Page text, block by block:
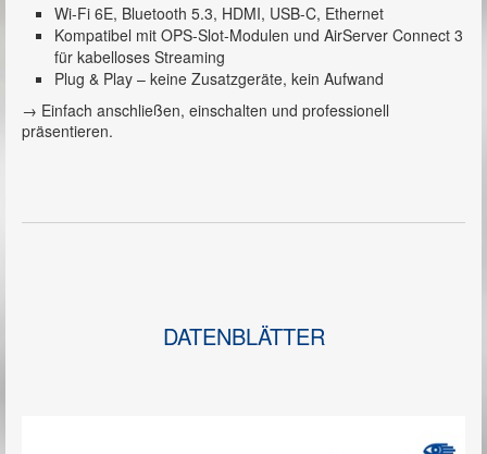
Wi-Fi 6E, Bluetooth 5.3, HDMI, USB-C, Ethernet
Kompatibel mit OPS-Slot-Modulen und AirServer Connect 3
für kabelloses Streaming
Plug & Play – keine Zusatzgeräte, kein Aufwand
→ Einfach anschließen, einschalten und professionell
präsentieren.
DATENBLÄTTER